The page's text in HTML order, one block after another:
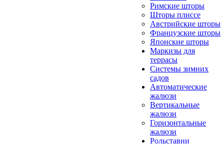
Римские шторы
Шторы плиссе
Австрийские шторы
Французские шторы
Японские шторы
Маркизы для
террасы
Системы зимних
садов
Автоматические
жалюзи
Вертикальные
жалюзи
Горизонтальные
жалюзи
Рольставни